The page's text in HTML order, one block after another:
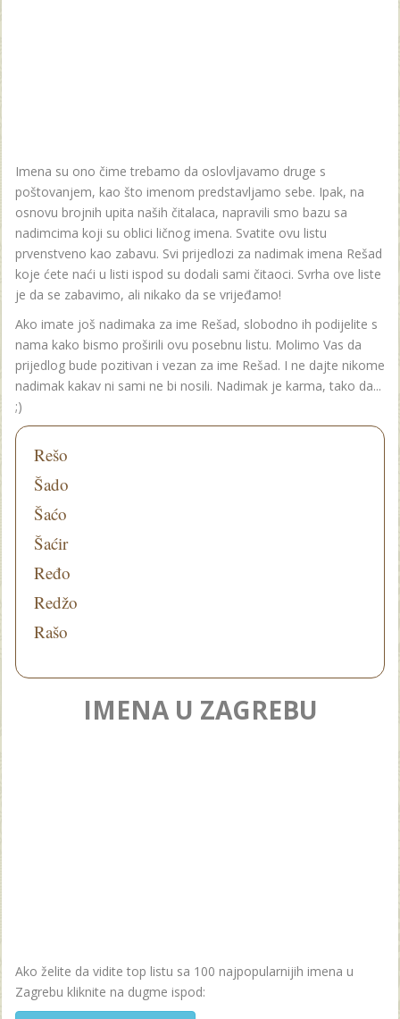
Imena su ono čime trebamo da oslovljavamo druge s
poštovanjem, kao što imenom predstavljamo sebe. Ipak, na
osnovu brojnih upita naših čitalaca, napravili smo bazu sa
nadimcima koji su oblici ličnog imena. Svatite ovu listu
prvenstveno kao zabavu. Svi prijedlozi za nadimak imena Rešad
koje ćete naći u listi ispod su dodali sami čitaoci. Svrha ove liste
je da se zabavimo, ali nikako da se vrijeđamo!
Ako imate još nadimaka za ime Rešad, slobodno ih podijelite s
nama kako bismo proširili ovu posebnu listu. Molimo Vas da
prijedlog bude pozitivan i vezan za ime Rešad. I ne dajte nikome
nadimak kakav ni sami ne bi nosili. Nadimak je karma, tako da...
;)
Rešo
Šado
Šaćo
Šaćir
Ređo
Redžo
Rašo
IMENA U ZAGREBU
Ako želite da vidite top listu sa 100 najpopularnijih imena u
Zagrebu kliknite na dugme ispod: